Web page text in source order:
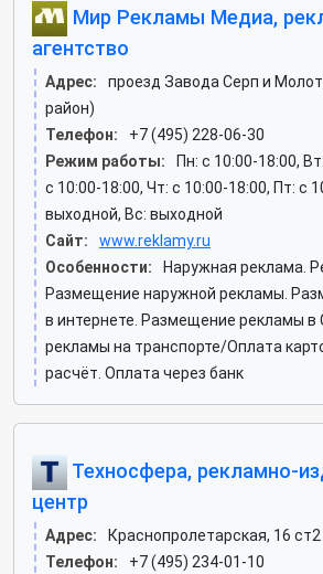
Мир Рекламы Медиа,
агентство
Адрес:
проезд Завода Серп и
район)
Телефон:
+7 (495) 228-06-30
Режим работы:
Пн: c 10:00-18:00,
c 10:00-18:00, Чт: c 10:00-18:00, Пт: c
выходной, Вс: выходной
Сайт:
www.reklamy.ru
Особенности:
Наружная реклама.
Размещение наружной рекламы.
в интернете. Размещение рекламы
рекламы на транспорте/Оплата
расчёт. Оплата через банк
Техносфера, рекламно-
центр
Адрес:
Краснопролетарская, 16
Телефон:
+7 (495) 234-01-10